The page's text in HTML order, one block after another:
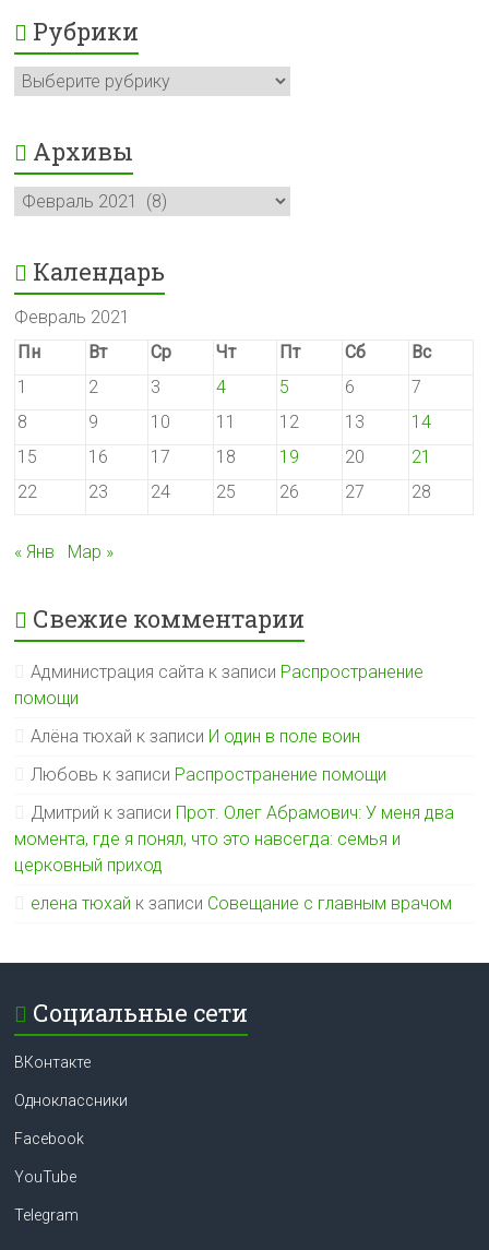
Рубрики
Рубрики
Архивы
Архивы
Календарь
Февраль 2021
Пн
Вт Ср Чт Пт Сб
Вс
1
2 3 4 5 6
7
8
9 10 11 12 13
14
15
16 17 18 19 20
21
22
23 24 25 26 27 28
« Янв Мар »
Свежие комментарии
Администрация сайта к записи Распространение
помощи
Алёна тюхай к записи И один в поле воин
Любовь к записи Распространение помощи
Дмитрий к записи Прот. Олег Абрамович: У меня два
момента, где я понял, что это навсегда: семья и
церковный приход
елена тюхай к записи Совещание с главным врачом
Социальные сети
ВКонтакте
Одноклассники
Facebook
YouTube
Telegram